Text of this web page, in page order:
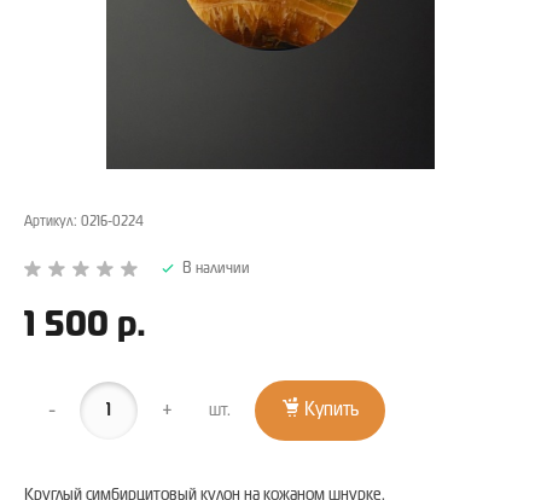
Артикул: 0216-0224
В наличии
1 500 р.
- + шт. Купить
Круглый симбирцитовый кулон на кожаном шнурке.